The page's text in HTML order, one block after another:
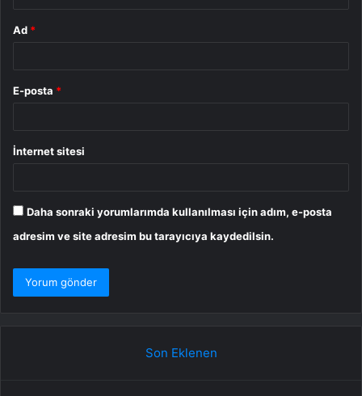
Ad *
E-posta *
İnternet sitesi
Daha sonraki yorumlarımda kullanılması için adım, e-posta
adresim ve site adresim bu tarayıcıya kaydedilsin.
Son Eklenen